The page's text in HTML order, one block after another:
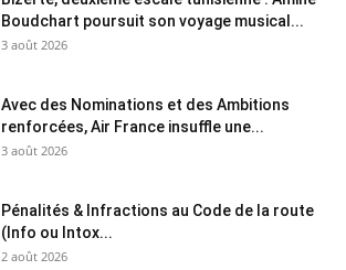
Boudchart poursuit son voyage musical...
3 août 2026
Avec des Nominations et des Ambitions
renforcées, Air France insuffle une...
3 août 2026
Pénalités & Infractions au Code de la route
(Info ou Intox...
2 août 2026